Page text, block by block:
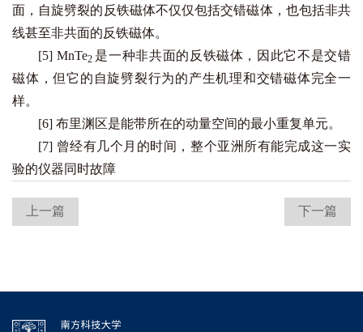
面，自旋劈裂的反铁磁体不仅仅包括交错磁体，也包括非共
线甚至非共面的反铁磁体。
[5] MnTe2是一种非共面的反铁磁体，因此它不是交错
磁体，但它的自旋劈裂行为的产生机理和交错磁体完全一
样。
[6] 布里渊区是能带所在的动量空间的最小重复单元。
[7] 曾经有几个月的时间，整个亚洲所有能完成这一实
验的仪器同时故障
上一篇 下一篇